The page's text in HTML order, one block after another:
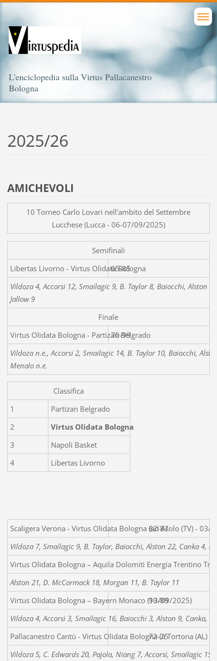
L'enciclopedia sulla Virtus Pallacanestro
Bologna
2025/26
AMICHEVOLI
10 Torneo Carlo Lovari nell'ambito del Settembre
Lucchese (Lucca - 06-07/09/2025)
Semifinali
Libertas Livorno -
65-85
Vildoza 4, Accorsi 12, Smailagic 9, B. Taylor 8, Baiocchi, Alston
Jallow 9
Finale
Virtus Olidata Bologna - Partizan Belgrado
70-99
Vildoza n.e., Accorsi 2, Smailagic 14, B. Taylor 10, Baiocchi,
Menalo n.e.
Classifica
1
Partizan Belgrado
2
Virtus Olidata Bologna
3
Napoli Basket
4
Libertas Livorno
Scaligera Verona - Virtus Olidata Bologna (ad Asolo (TV) -
82-87
Vildoza 7, Smailagic 9, B. Taylor, Baiocchi, Alston 22, Canka 4,
Virtus Olidata Bologna – Aquila Dolomiti
Alston 21, D. McCormack 18, Morgan 11, B. Taylor 11
Virtus Olidata Bologna – Bayern Monaco (13/09/2025)
90-89
Vildoza 4, Accorsi 3, Smailagic 16, Baiocchi 3, Alston 9, Canka,
Pallacanestro Cantù - Virtus Olidata Bologna (a
72-75
Vildoza 5, C. Edwards 20, Pajola, Niang 7, Accorsi, Smailagic